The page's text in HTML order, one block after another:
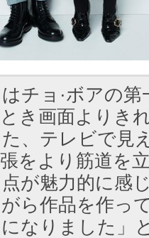
チョ·ボアの
とき画面よりき
、テレビで見
をより筋道を
が魅力的に感
ら作品を作っ
なりました」